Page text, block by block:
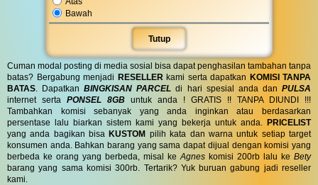
Bawah
Tutup
Cuman modal posting di media sosial bisa dapat penghasilan tambahan tanpa
batas? Bergabung menjadi RESELLER kami serta dapatkan KOMISI TANPA
BATAS . DapatkanBINGKISAN PARCEL di hari spesial anda danPULSA
internet serta PONSEL 8GB untuk anda ! GRATIS !! TANPA DIUNDI !!!
Tambahkan komisi sebanyak yang anda inginkan atau berdasarkan
persentase lalu biarkan sistem kami yang bekerja untuk anda. PRICELIST
yang anda bagikan bisaKUSTOM pilih kata dan warna untuk setiap target
konsumen anda. Bahkan barang yang sama dapat dijual dengan komisi yang
berbeda ke orang yang berbeda, misal ke Agnes komisi 200rb lalu ke Bety
barang yang sama komisi 300rb. Tertarik? Yuk buruan gabung jadi reseller
kami.